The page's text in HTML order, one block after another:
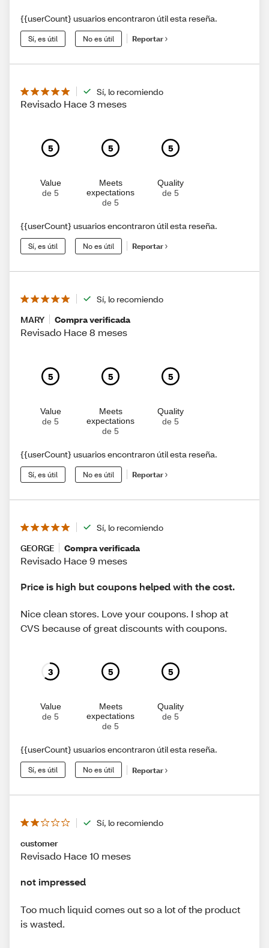
{{userCount} usuarios encontraron útil esta reseña.
Sí, es útil No es útil Reportar
Sí, lo recomiendo
Revisado Hace 3 meses
5
Value
de 5
5
Meets
expectations
de 5
5
Quality
de 5
{{userCount} usuarios encontraron útil esta reseña.
Sí, es útil No es útil Reportar
Sí, lo recomiendo
MARY
Compra verificada
Revisado Hace 8 meses
5
Value
de 5
5
Meets
expectations
de 5
5
Quality
de 5
{{userCount} usuarios encontraron útil esta reseña.
Sí, es útil No es útil Reportar
Sí, lo recomiendo
GEORGE
Compra verificada
Revisado Hace 9 meses
Price is high but coupons helped with the cost.
Nice clean stores. Love your coupons. I shop at
CVS because of great discounts with coupons.
3
Value
de 5
5
Meets
expectations
de 5
5
Quality
de 5
{{userCount} usuarios encontraron útil esta reseña.
Sí, es útil No es útil Reportar
Sí, lo recomiendo
customer
Revisado Hace 10 meses
not impressed
Too much liquid comes out so a lot of the product
is wasted.